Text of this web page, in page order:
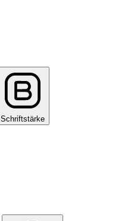
Schriftstärke